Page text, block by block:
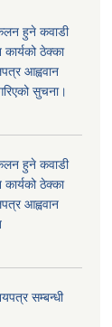
हुने कवाडी
ठेक्का
आह्ववान
सुचना।
हुने कवाडी
ठेक्का
आह्ववान
सम्बन्धी